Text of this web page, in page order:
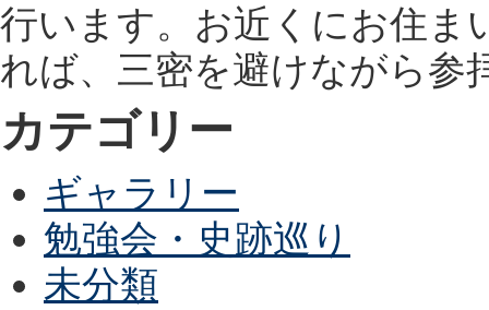
行います。お近くにお住ま
れば、三密を避けながら参
カテゴリー
ギャラリー
勉強会・史跡巡り
未分類